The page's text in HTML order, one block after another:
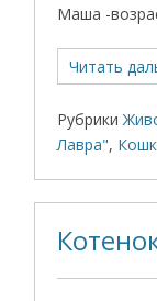
Маша -
Читать
Рубрики
Лавра",